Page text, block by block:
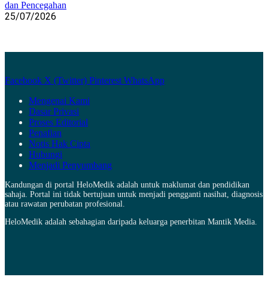
dan Pencegahan
25/07/2026
Facebook X (Twitter) Pinterest WhatsApp
Mengenai Kami
Dasar Privasi
Proses Editorial
Penafian
Notis Hak Cipta
Hubungi
Menjadi Penyumbang
Kandungan di portal HeloMedik adalah untuk maklumat dan pendidikan
sahaja. Portal ini tidak bertujuan untuk menjadi pengganti nasihat, diagnosis
atau rawatan perubatan profesional.
HeloMedik adalah sebahagian daripada keluarga penerbitan Mantik Media.